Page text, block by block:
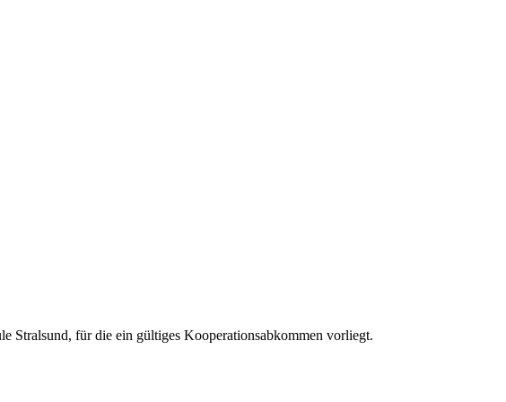
Stralsund, für die ein gültiges Kooperationsabkommen vorliegt.